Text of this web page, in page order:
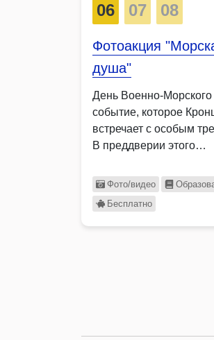
06 07 08
Фотоакция
душа"
День Военно-
событие, которое
встречает с особым
В преддверии этого
Фото/видео
Бесплатно